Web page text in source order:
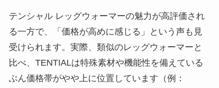
テンシャル レッグウォーマーの魅力が高評価され
る一方で、「価格が高めに感じる」という声も見
受けられます。実際、類似のレッグウォーマーと
比べ、TENTIALは特殊素材や機能性を備えている
ぶん価格帯がやや上に位置しています（例：